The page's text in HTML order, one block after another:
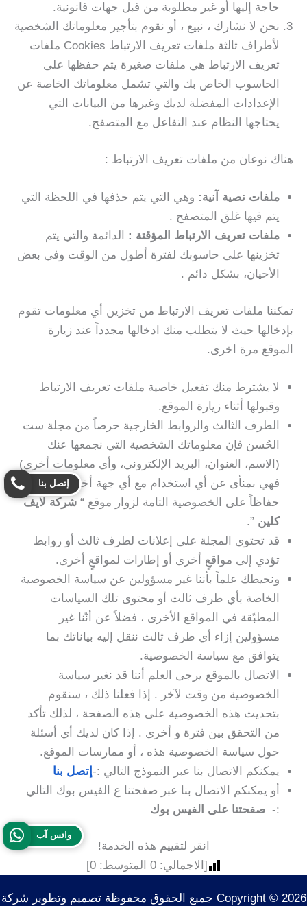
حاجة إليها أو غير مطلوبة من قبل جهات قانونية.
نحن لا نشارك ، نبيع ، أو نقوم بتأجير معلوماتك الشخصية
لأطراف ثالثة ملفات تعريف الارتباط Cookies ملفات
تعريف الارتباط هي ملفات صغيرة يتم حفظها على
الحاسوب الخاص بك والتي تشمل معلوماتك الخاصة عن
الإعدادات المفضلة لديك وغيرها من البيانات التي
يحتاجها النظام عند التفاعل مع المتصفح.
هناك نوعان من ملفات تعريف الارتباط :
ملفات نصية آنية: وهي التي يتم حذفها في اللحظة التي
يتم فيها غلق المتصفح .
ملفات تعريف الارتباط المؤقتة : الدائمة والتي يتم
تخزينها على حاسوبك لفترة أطول من الوقت وفي بعض
الأحيان، بشكل دائم .
تمكننا ملفات تعريف الارتباط من تخزين أي معلومات تقوم
بإدخالها حيث لا يتطلب منك ادخالها مجدداً عند زيارة
الموقع مرة اخرى.
لا يشترط منك تفعيل خاصية ملفات تعريف الارتباط
وقبولها أثناء زيارة الموقع.
الطرف الثالث والروابط الخارجية حرصاً من مجلة ست
الحُسن فإن معلوماتك الشخصية التي نجمعها عنك
(الاسم، العنوان، البريد الإلكتروني، وأي معلومات أخرى)
فهي بمنأى عن أي استخدام مع أي جهة أخرى، وذلك
حفاظاً على الخصوصية التامة لزوار موقع “ شركة لايف
كلين ”.
قد تحتوي المجلة على إعلانات لطرف ثالث أو روابط
تؤدي إلى مواقعٍ أخرى أو إطارات لمواقعٍ أخرى.
ونحيطك علماً بأننا غير مسؤولين عن سياسة الخصوصية
الخاصة بأي طرف ثالث أو محتوى تلك السياسات
المطبّقة في المواقع الأخرى ، فضلاً عن أنّنا غير
مسؤولين إزاء أي طرف ثالث ننقل إليه بياناتك بما
يتوافق مع سياسة الخصوصية.
الاتصال بالموقع يرجى العلم أننا قد نغير سياسة
الخصوصية من وقت لآخر . إذا فعلنا ذلك ، سنقوم
بتحديث هذه الخصوصية على هذه الصفحة ، لذلك تأكد
من التحقق بين فترة و أخرى . إذا كان لديك أي أسئلة
حول سياسة الخصوصية هذه ، أو ممارسات الموقع.
يمكنكم الاتصال بنا عبر النموذج التالي :- إتصل بنا
أو يمكنكم الاتصال بنا عبر صفحتنا ع الفيس بوك التالي
:- صفحتنا على الفيس بوك
انقر لتقييم هذه الخدمة!
[الاجمالي:0 المتوسط:0
]
Copyright © 2026 جميع الحقوق محفوظة تصميم وتطوير شركة
واتس آب
إتصل بنا